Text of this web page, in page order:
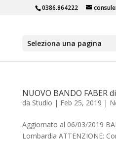
0386.864222
Seleziona una pagina
NUOVO BANDO FABER
da Studio | Feb 25, 2019 |
Aggiornato al 06/03/2019
Lombardia ATTENZIONE: